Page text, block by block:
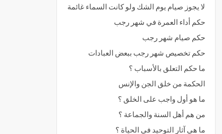
لا يجوز صيام يوم الشك ولو كانت السماء غائمة
حكم أداء العمرة في شهر رجب
حكم صيام شهر رجب
حكم تخصيص شهر رجب ببعض العبادات
ما حكم التعلق بالأسباب ؟
الحكمة من خلق الجن والإنس
ما هو أول واجب على الخلق ؟
من هم أهل السنة والجماعة ؟
ما هي آثار التوحيد في الحياة ؟